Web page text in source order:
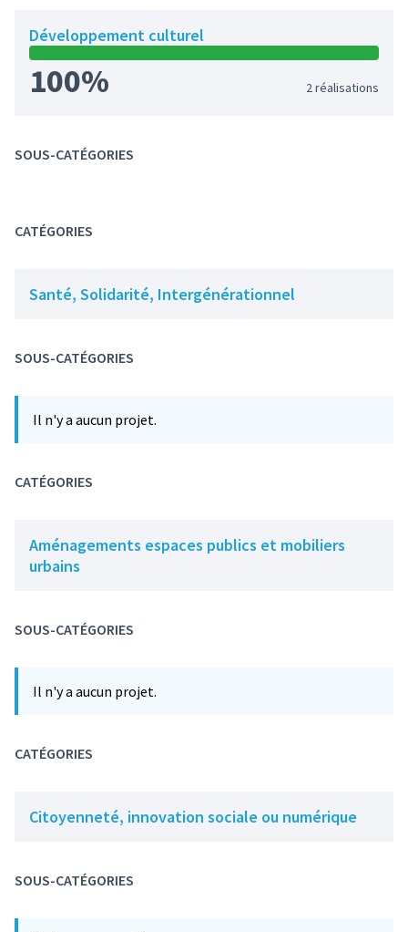
Développement culturel
100% 2 réalisations
SOUS-CATÉGORIES
CATÉGORIES
Santé, Solidarité, Intergénérationnel
SOUS-CATÉGORIES
Il n'y a aucun projet.
CATÉGORIES
Aménagements espaces publics et mobiliers
urbains
SOUS-CATÉGORIES
Il n'y a aucun projet.
CATÉGORIES
Citoyenneté, innovation sociale ou numérique
SOUS-CATÉGORIES